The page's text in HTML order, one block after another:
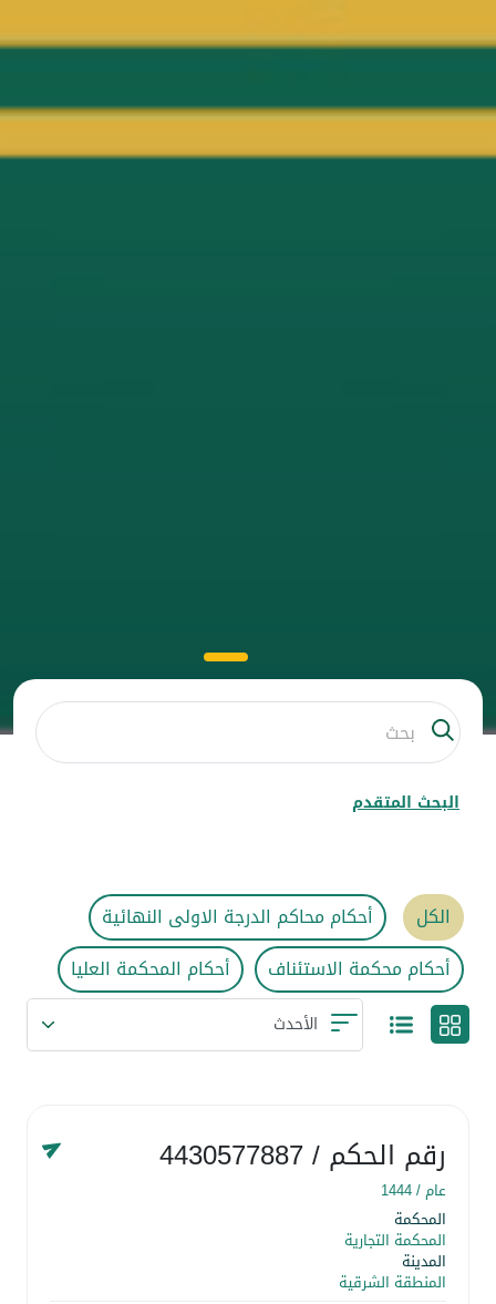
البحث المتقدم
الكل
أحكام محاكم الدرجة الاولى النهائية
أحكام محكمة الاستئناف
أحكام المحكمة العليا
رقم الحكم/ 4430577887
عام /1444
المحكمة
المحكمة التجارية
المدينة
المنطقة الشرقية